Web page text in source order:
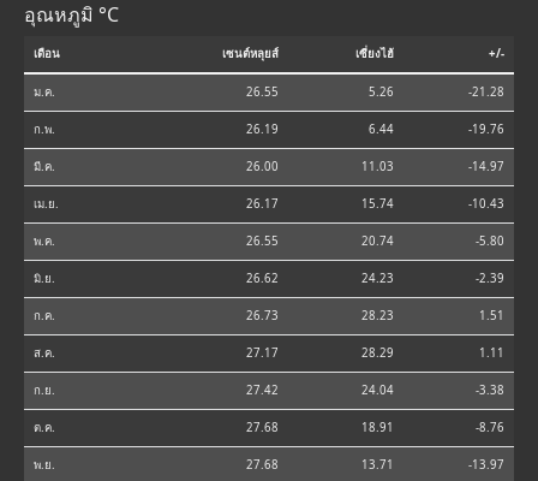
อุณหภูมิ °C
เดือน เซนต์หลุยส์ เซี่ยงไฮ้ +/-
ม.ค. 26.55 5.26 -21.28
ก.พ. 26.19 6.44 -19.76
มี.ค. 26.00 11.03 -14.97
เม.ย. 26.17 15.74 -10.43
พ.ค. 26.55 20.74 -5.80
มิ.ย. 26.62 24.23 -2.39
ก.ค. 26.73 28.23 1.51
ส.ค. 27.17 28.29 1.11
ก.ย. 27.42 24.04 -3.38
ต.ค. 27.68 18.91 -8.76
พ.ย. 27.68 13.71 -13.97